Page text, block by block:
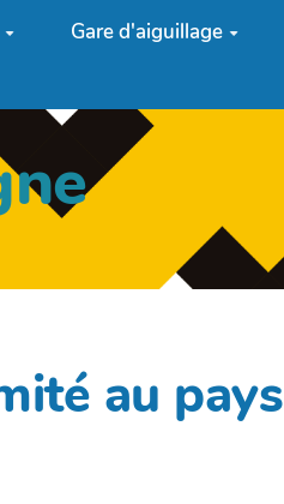
Gare d'aiguillage
au pays